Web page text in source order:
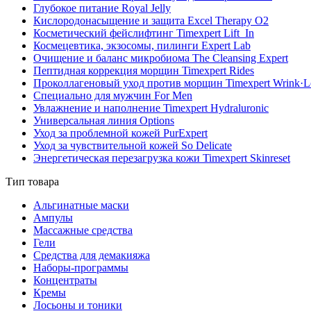
Глубокое питание Royal Jelly
Кислородонасыщение и защита Excel Therapy O2
Косметический фейслифтинг Timexpert Lift_In
Космецевтика, экзосомы, пилинги Expert Lab
Очищение и баланс микробиома The Cleansing Expert
Пептидная коррекция морщин Timexpert Rides
Проколлагеновый уход против морщин Timexpert
Специально для мужчин For Men
Увлажнение и наполнение Timexpert Hydraluronic
Универсальная линия Options
Уход за проблемной кожей PurExpert
Уход за чувствительной кожей So Delicate
Энергетическая перезагрузка кожи Timexpert Skinreset
Тип товара
Альгинатные маски
Ампулы
Массажные средства
Гели
Средства для демакияжа
Наборы-программы
Концентраты
Кремы
Лосьоны и тоники